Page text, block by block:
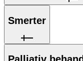
Smerter